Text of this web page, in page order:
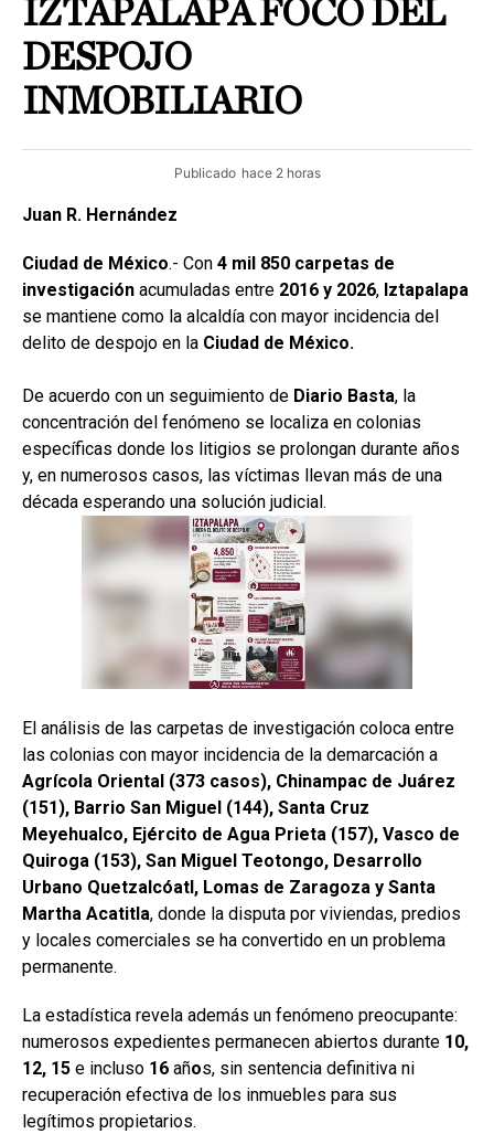
IZTAPALAPA FOCO DEL
DESPOJO
INMOBILIARIO
Publicado hace 2 horas
Juan R. Hernández
Ciudad de México.- Con 4 mil 850 carpetas de
investigación acumuladas entre 2016 y 2026, Iztapalapa
se mantiene como la alcaldía con mayor incidencia del
delito de despojo en la Ciudad de México.
De acuerdo con un seguimiento de Diario Basta, la
concentración del fenómeno se localiza en colonias
específicas donde los litigios se prolongan durante años
y, en numerosos casos, las víctimas llevan más de una
década esperando una solución judicial.
El análisis de las carpetas de investigación coloca entre
las colonias con mayor incidencia de la demarcación a
Agrícola Oriental (373 casos), Chinampac de Juárez
(151), Barrio San Miguel (144), Santa Cruz
Meyehualco, Ejército de Agua Prieta (157), Vasco de
Quiroga (153), San Miguel Teotongo, Desarrollo
Urbano Quetzalcóatl, Lomas de Zaragoza y Santa
Martha Acatitla, donde la disputa por viviendas, predios
y locales comerciales se ha convertido en un problema
permanente.
La estadística revela además un fenómeno preocupante:
numerosos expedientes permanecen abiertos durante 10,
12, 15 e incluso 16 años, sin sentencia definitiva ni
recuperación efectiva de los inmuebles para sus
legítimos propietarios.